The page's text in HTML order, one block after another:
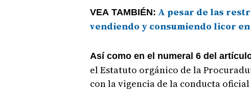
VEA TAMBIÉN: A pesar de las
vendiendo y consumiendo licor
Así como en el numeral 6 del
el Estatuto orgánico de la
con la vigencia de la conducta